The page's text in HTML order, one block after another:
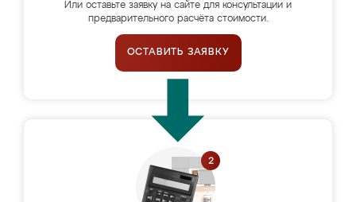
Или оставьте заявку на сайте для консультации и
предварительного расчёта стоимости.
ОСТАВИТЬ ЗАЯВКУ